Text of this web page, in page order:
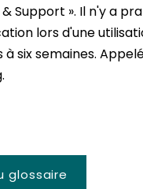
& Support ». Il n'y a
lors d'une
six semaines.
glossaire